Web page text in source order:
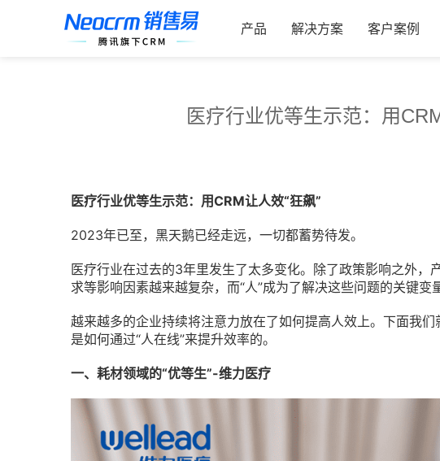
产品 解决方案 客户案例
医疗行业优等生示范：用
医疗行业优等生示范：用CRM让人效“狂飙”
2023年已至，黑天鹅已经走远，一切都蓄势待发。
医疗行业在过去的3年里发生了太多变化。除了政策影响之外，
求等影响因素越来越复杂，而“人”成为了解决这些问题的关键变量
越来越多的企业持续将注意力放在了如何提高人效上。下面我
是如何通过“人在线”来提升效率的。
一、耗材领域的“优等生”-维力医疗